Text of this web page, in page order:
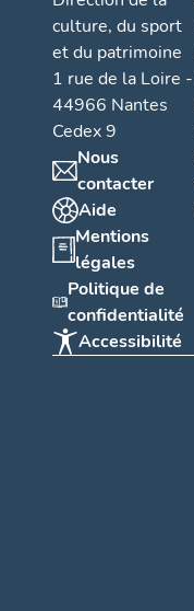
culture, du sport
et du patrimoine
1 rue de la Loire -
44966 Nantes
Cedex 9
Nous
contacter
Aide
Mentions
légales
Politique de
confidentialité
Accessibilité